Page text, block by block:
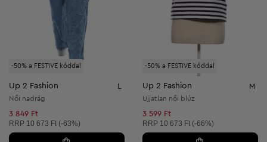
-50% a FESTIVE kóddal
Up 2 Fashion L
Női nadrág
3 849 Ft
Ajánlott ár:
RRP 10 673 Ft (-63%)
-50% a FESTIVE kóddal
Up 2 Fashion M
Ujjatlan női blúz
3 599 Ft
Ajánlott ár:
RRP 10 673 Ft (-66%)